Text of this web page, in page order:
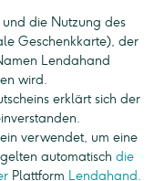
die Nutzung des
Geschenkkarte), der
Lendahand
wird.
erklärt sich der
verwendet, um eine
automatisch die
Plattform Lendahand.